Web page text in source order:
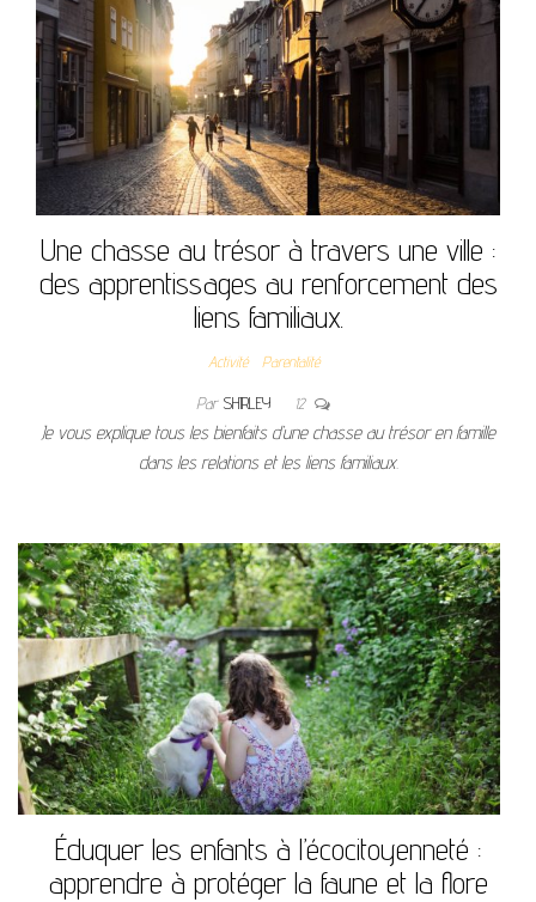
Une chasse au trésor à travers une ville :
des apprentissages au renforcement des
liens familiaux.
Activité Parentalité
Par SHIRLEY 12
Je vous explique tous les bienfaits d’une chasse au trésor en famille
dans les relations et les liens familiaux.
Éduquer les enfants à l’écocitoyenneté :
apprendre à protéger la faune et la flore